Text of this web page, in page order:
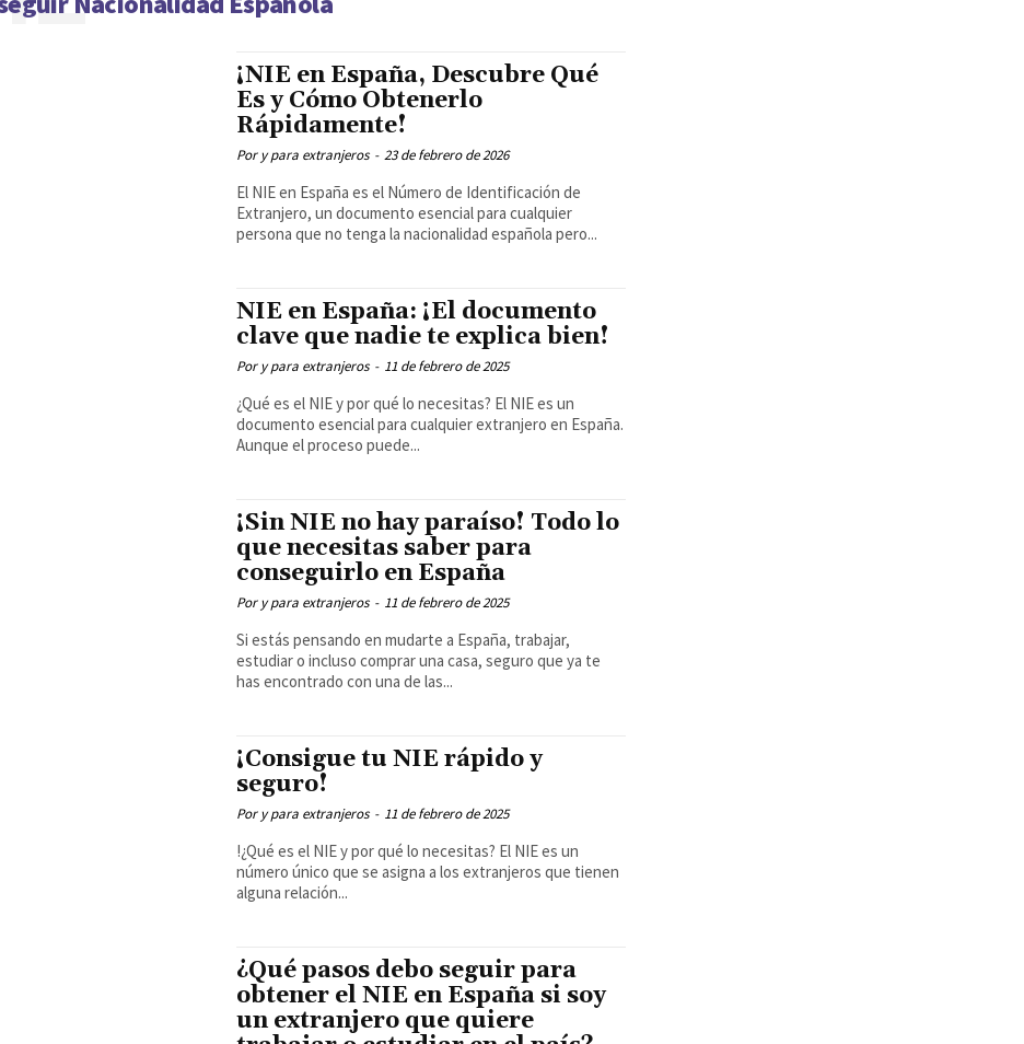
¡NIE en España, Descubre Qué
Es y Cómo Obtenerlo
Rápidamente!
Por y para extranjeros - 23 de febrero de 2026
El NIE en España es el Número de Identificación de
Extranjero, un documento esencial para cualquier
persona que no tenga la nacionalidad española pero...
NIE en España: ¡El documento
clave que nadie te explica bien!
Por y para extranjeros - 11 de febrero de 2025
¿Qué es el NIE y por qué lo necesitas? El NIE es un
documento esencial para cualquier extranjero en España.
Aunque el proceso puede...
¡Sin NIE no hay paraíso! Todo lo
que necesitas saber para
conseguirlo en España
Por y para extranjeros - 11 de febrero de 2025
Si estás pensando en mudarte a España, trabajar,
estudiar o incluso comprar una casa, seguro que ya te
has encontrado con una de las...
¡Consigue tu NIE rápido y
seguro!
Por y para extranjeros - 11 de febrero de 2025
!¿Qué es el NIE y por qué lo necesitas? El NIE es un
número único que se asigna a los extranjeros que tienen
alguna relación...
¿Qué pasos debo seguir para
obtener el NIE en España si soy
un extranjero que quiere